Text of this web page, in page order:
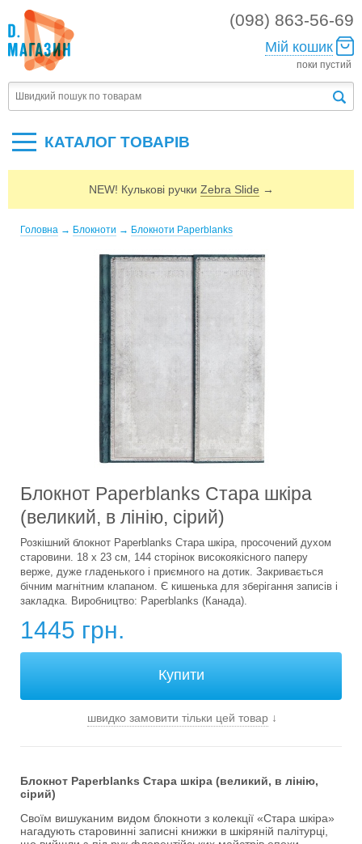
(098) 863-56-69
Мій кошик
поки пустий
КАТАЛОГ ТОВАРIВ
NEW! Кулькові ручки Zebra Slide →
Головна → Блокноти → Блокноти Paperblanks
Блокнот Paperblanks Стара шкіра
(великий, в лінію, сірий)
Розкішний блокнот Paperblanks Стара шкіра, просочений духом
старовини. 18 х 23 см, 144 сторінок високоякісного паперу
верже, дуже гладенького і приємного на дотик. Закривається
бічним магнітним клапаном. Є кишенька для зберігання записів і
закладка. Виробництво: Paperblanks (Канада).
1445 грн.
швидко замовити тільки цей товар↓
Блокнот Paperblanks Стара шкіра (великий, в лінію,
сірий)
Своїм вишуканим видом блокноти з колекції «Стара шкіра»
нагадують старовинні записні книжки в шкіряній палітурці,